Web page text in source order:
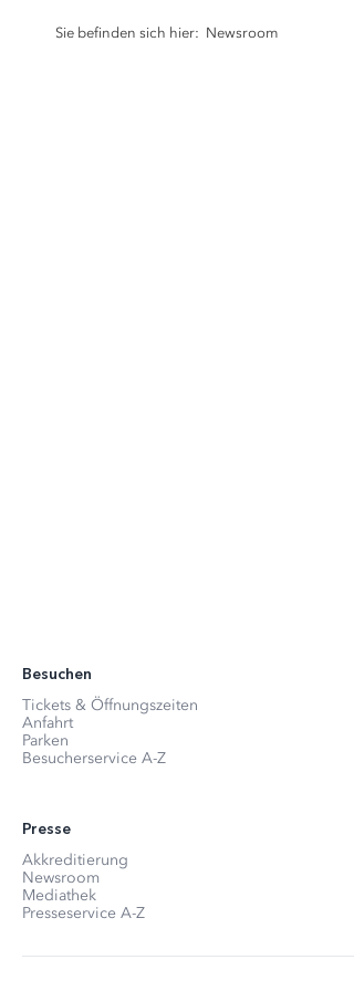
Sie befinden sich hier: Newsroom
Besuchen
Tickets & Öffnungszeiten
Anfahrt
Parken
Besucherservice A-Z
Presse
Akkreditierung
Newsroom
Mediathek
Presseservice A-Z